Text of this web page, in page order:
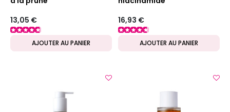
13,05 €
AJOUTER AU PANIER
16,93 €
AJOUTER AU PANIER